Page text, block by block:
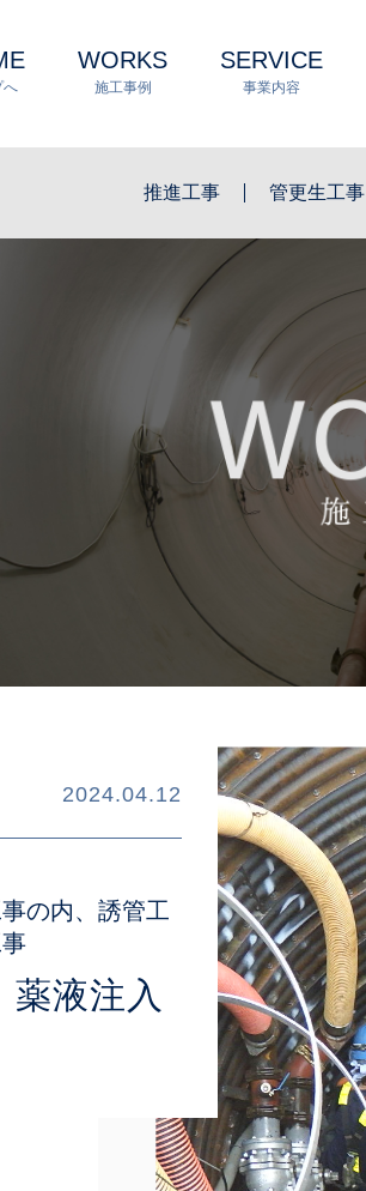
へ
WORKS
施工事例
SERVICE
事業内容
推進工事 管更生工事
2024.04.12
の内、誘管工
液注入